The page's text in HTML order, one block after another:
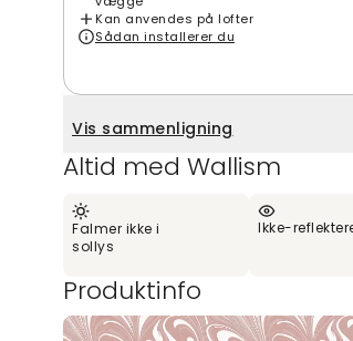
Kan anvendes på lofter
Sådan installerer du
Vis sammenligning
Altid med Wallism
Falmer ikke i
sollys
Ikke-
Produktinfo